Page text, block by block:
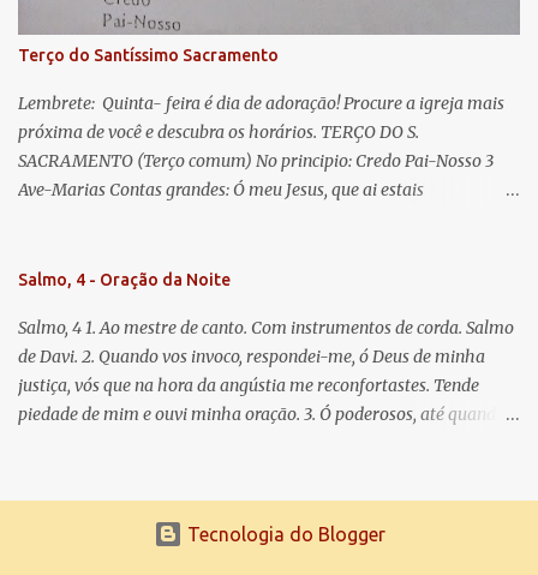
Para que sejamos dignos das promessas de Cristo. Amém.
Terço do Santíssimo Sacramento
Lembrete: Quinta- feira é dia de adoração! Procure a igreja mais
próxima de você e descubra os horários. TERÇO DO S.
SACRAMENTO (Terço comum) No principio: Credo Pai-Nosso 3
Ave-Marias Contas grandes: Ó meu Jesus, que ai estais
Vós morra eu! Nas contas pequenas: Sacramento de Amor!
que nos salva, dá-nos Vossa força, Vosso perdão e a Vossa
misericórdia. (no fim) Rezar 3 vezes: Louvores e graças se deem a
cada momento ao Santíssimo e Diviníssimo Sacramento.
Salmo, 4 - Oração da Noite
Salmo, 4 1. Ao mestre de canto. Com instrumentos de corda. Salmo
de Davi. 2. Quando vos invoco, respondei-me, ó Deus de minha
justiça, vós que na hora da angústia me reconfortastes. Tende
piedade de mim e ouvi minha oração. 3. Ó poderosos, até quando
o Senhor me ouviu quando o invoquei. 5. Tremei, mas sem pecar;
refleti em vossos corações, quando estiverdes em vossos leitos, e
Tecnologia do Blogger